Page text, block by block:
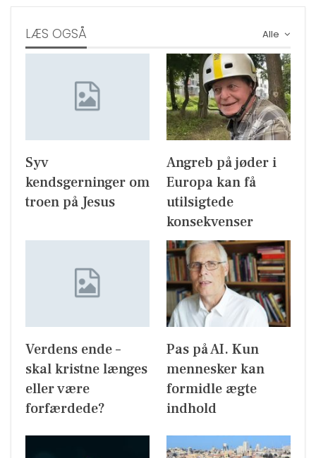
Alle
LÆS OGSÅ
Syv
kendsgerninger om
troen på Jesus
Angreb på jøder i
Europa kan få
utilsigtede
konsekvenser
Verdens ende –
skal kristne længes
eller være
forfærdede?
Pas på AI. Kun
mennesker kan
formidle ægte
indhold